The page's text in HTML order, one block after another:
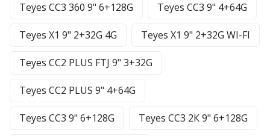
Teyes CC3 360 9" 6+128G Teyes CC3 9" 4+64G
Teyes X1 9" 2+32G 4G Teyes X1 9" 2+32G WI-FI
Teyes CC2 PLUS FTJ 9" 3+32G
Teyes CC2 PLUS 9" 4+64G
Teyes CC3 9" 6+128G Teyes CC3 2К 9" 6+128G